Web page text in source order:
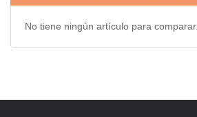
No tiene ningún artículo para comparar.